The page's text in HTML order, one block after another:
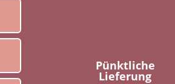
Pünktliche
Lieferung